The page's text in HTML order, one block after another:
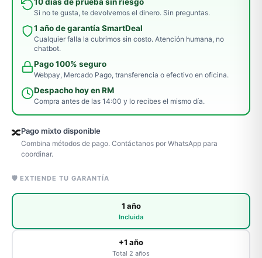
Si no te gusta, te devolvemos el dinero. Sin preguntas.
1 año de garantía SmartDeal
Cualquier falla la cubrimos sin costo. Atención humana, no
chatbot.
Pago 100% seguro
Webpay, Mercado Pago, transferencia o efectivo en oficina.
Despacho hoy en RM
Compra antes de las 14:00 y lo recibes el mismo día.
🔀Pago mixto disponible
Combina métodos de pago. Contáctanos por WhatsApp para
coordinar.
🛡️ EXTIENDE TU GARANTÍA
1 año
Incluida
+1 año
Total 2 años